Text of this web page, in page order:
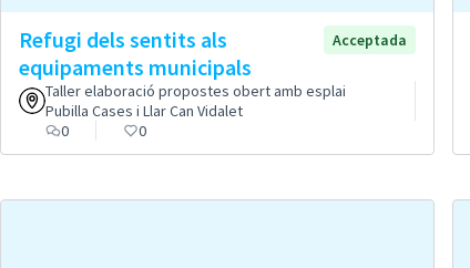
Refugi dels sentits als
equipaments municipals
Acceptada
Taller elaboració propostes obert amb esplai
Pubilla Cases i Llar Can Vidalet
0
0